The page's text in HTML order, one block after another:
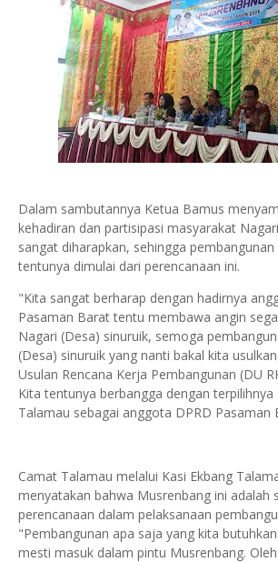
Dalam sambutannya Ketua Bamus
kehadiran dan partisipasi masyarakat
sangat diharapkan, sehingga
tentunya dimulai dari perencanaan ini.
"Kita sangat berharap dengan hadirnya
Pasaman Barat tentu membawa angin
Nagari (Desa) sinuruik, semoga
(Desa) sinuruik yang nanti bakal kita
Usulan Rencana Kerja Pembangunan (DU
Kita tentunya berbangga dengan
Talamau sebagai anggota DPRD Pasaman
Camat Talamau melalui Kasi Ekbang
menyatakan bahwa Musrenbang ini adalah
perencanaan dalam pelaksanaan
"Pembangunan apa saja yang kita
mesti masuk dalam pintu Musrenbang.